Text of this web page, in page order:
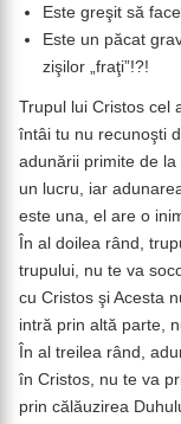
Este greşit să
Este un păcat
zişilor „fraţi”!?!
Trupul lui Cristos cel
întâi tu nu recunoşti
adunării primite de
un lucru, iar
este una, el are o
În al doilea rând,
trupului, nu te va
cu Cristos şi Acesta
intră prin altă parte,
În al treilea rând,
în Cristos, nu te va
prin călăuzirea